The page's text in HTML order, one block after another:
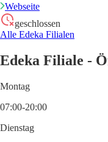
Webseite
geschlossen
Alle Edeka Filialen
Edeka Filiale -
Montag
07:00-20:00
Dienstag